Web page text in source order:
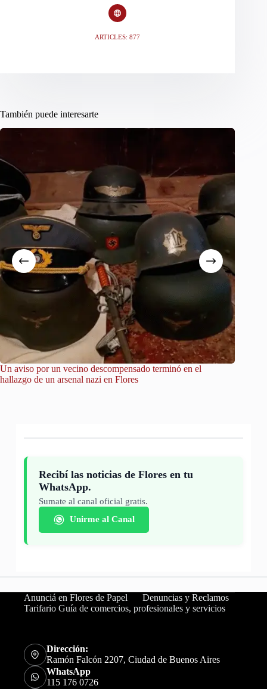
ARTICLES: 877
También puede interesarte
Un aviso por un vecino descompensado terminó en el
hallazgo de un arsenal nazi en Flores
Recibí las noticias de Flores en tu
WhatsApp.
Sumate al canal oficial gratis.
Unirme al Canal
Anunciá en Flores de Papel
Denuncias y Reclamos
Tarifario Guía de comercios, profesionales y servicios
Dirección:
Ramón Falcón 2207, Ciudad de Buenos Aires
WhatsApp
115 176 0726